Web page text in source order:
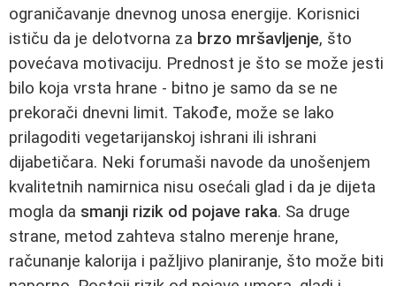
ograničavanje dnevnog unosa energije. Korisnici
ističu da je delotvorna za brzo mršavljenje, što
povećava motivaciju. Prednost je što se može jesti
bilo koja vrsta hrane - bitno je samo da se ne
prekorači dnevni limit. Takođe, može se lako
prilagoditi vegetarijanskoj ishrani ili ishrani
dijabetičara. Neki forumaši navode da unošenjem
kvalitetnih namirnica nisu osećali glad i da je dijeta
mogla da smanji rizik od pojave raka. Sa druge
strane, metod zahteva stalno merenje hrane,
računanje kalorija i pažljivo planiranje, što može biti